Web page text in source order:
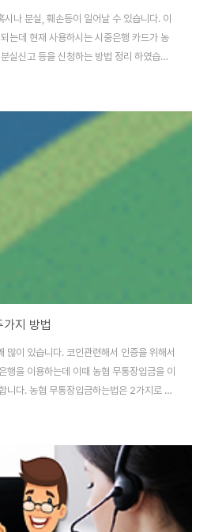
나 분실, 훼손등이 일어날 수 있습니다. 이
는데 현재 사용하시는 시중은행 카드가 농
실신고 등을 신청하는 방법 정리 하였습니
를 이용중에 분실 하셨다면 빠르게 분실신
4000입니다. 그외 번호도 있지만 해당
면 연결해줍니다. 상담업무 시간이 있으나 분
분실신고 하시기 바랍니다. 전화가 어려운
이지에 들어가셔서 카드 분실신고 카테고리
. 또는 앱의..
지 방법
많이 있습니다. 코인관련해서 인증을 위해서
행을 이용하는데 이때 농협 무통장입금을 이
니다. 농협 무통장입금하는법은 2가지로 분
장입금] ATM기기에 서 타행간의 이체는 불
니다. 일단 이용방법은 주민번호 입력, 계좌
. 나한테 보내는 거라면 전화번호, 계좌 등 모
람에게 이체하는 거라면 전화번호, 계좌, 주
니다. 그리고 ATM기기 무통장입금은 일일
는 없..